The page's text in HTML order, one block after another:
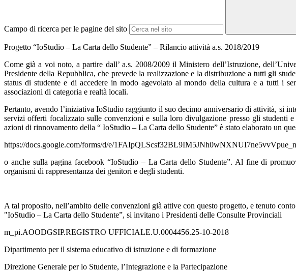
Campo di ricerca per le pagine del sito
Progetto “IoStudio – La Carta dello Studente” – Rilancio attività a.s. 2018/2019
Come già a voi noto, a partire dall’ a.s. 2008/2009 il Ministero dell’Istruzione,
Presidente della Repubblica, che prevede la realizzazione e la distribuzione a tutti gli
status di studente e di accedere in modo agevolato al mondo della cultura e a tutti i
associazioni di categoria e realtà locali.
Pertanto, avendo l’iniziativa IoStudio raggiunto il suo decimo anniversario di attività, si
servizi offerti focalizzato sulle convenzioni e sulla loro divulgazione presso gli studenti
azioni di rinnovamento della “ IoStudio – La Carta dello Studente” è stato elaborato un
https://docs.google.com/forms/d/e/
o anche sulla pagina facebook “IoStudio – La Carta dello Studente”. Al fine di
organismi di rappresentanza dei genitori e degli studenti.
A tal proposito, nell’ambito delle convenzioni già attive con questo progetto, e tenuto
"IoStudio – La Carta dello Studente”, si invitano i Presidenti delle Consulte Provinciali
m_pi.AOODGSIP.REGISTRO UFFICIALE.U.0004456.25-10-2018
Dipartimento per il sistema educativo di istruzione e di formazione
Direzione Generale per lo Studente, l’Integrazione e la Partecipazione